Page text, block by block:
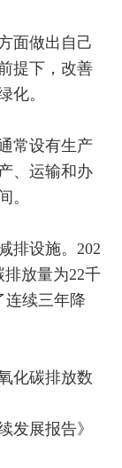
面做出自己
提下，改善
化。
常设有生产
、运输和办
。
排设施。202
放量为22千
连续三年降
化碳排放数
发展报告》